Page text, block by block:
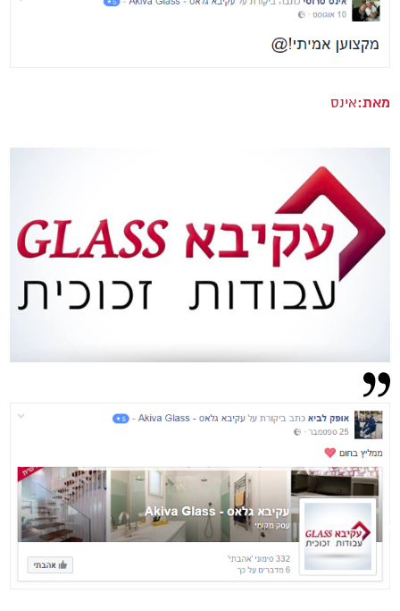
מאת:אינס